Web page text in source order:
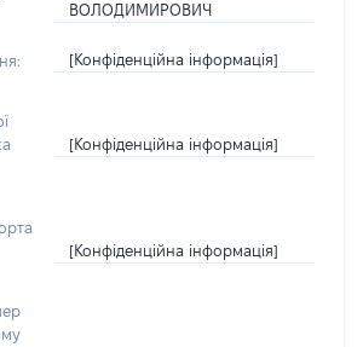
ВОЛОДИМИРОВИЧ
[Конфіденційна інформація]
[Конфіденційна інформація]
[Конфіденційна інформація]